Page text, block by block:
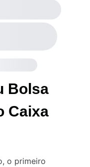
Bolsa
Caixa
o primeiro